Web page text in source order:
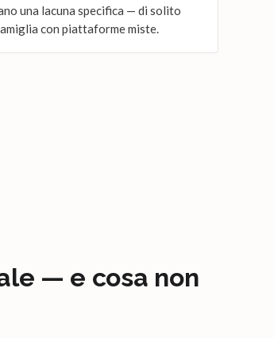
una lacuna specifica — di solito
con piattaforme miste.
— e cosa non